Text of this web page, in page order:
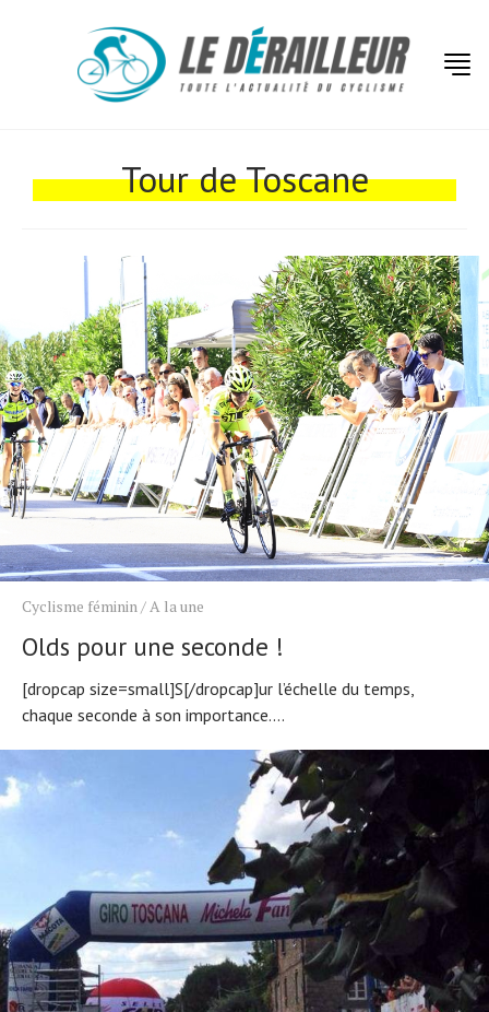
Tour de Toscane
Cyclisme féminin/A la une
Olds pour une seconde !
[dropcap size=small]S[/dropcap]ur l’échelle du temps,
chaque seconde à son importance....